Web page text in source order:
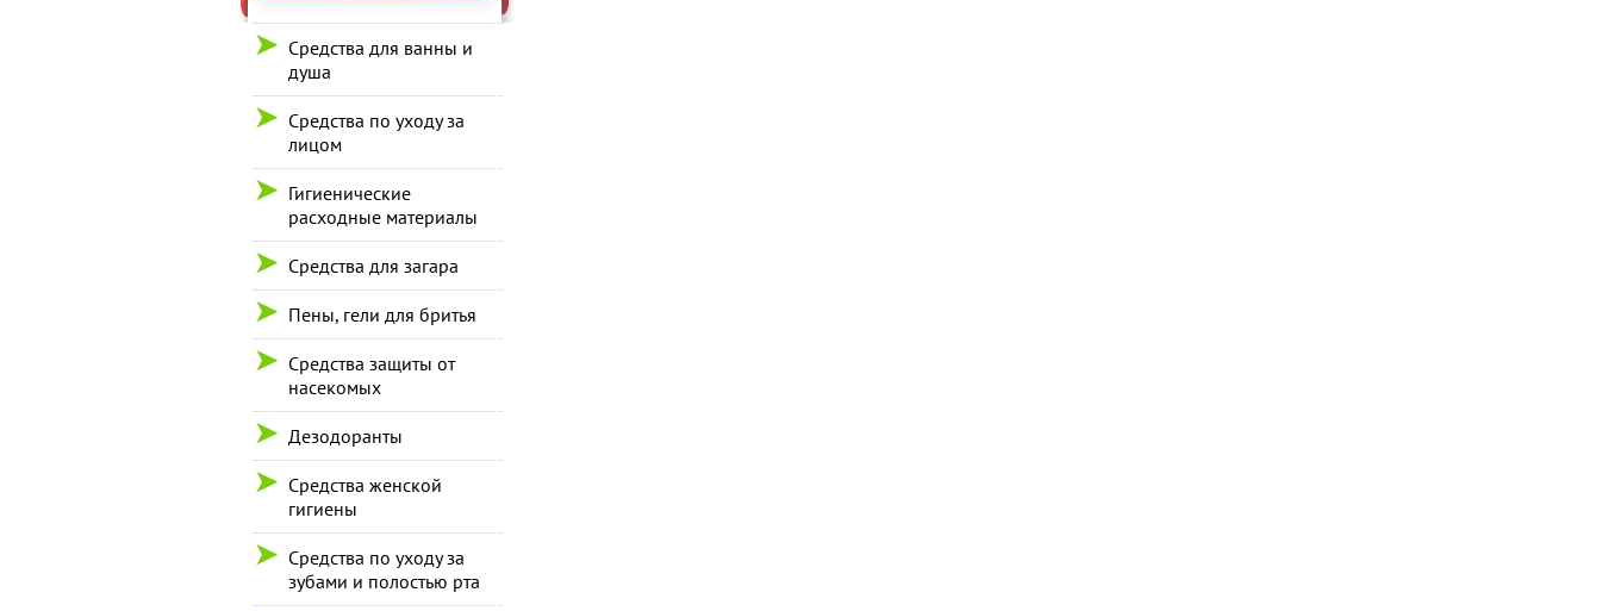
Средства для ванны и
душа
Средства по уходу за
лицом
Гигиенические
расходные материалы
Средства для загара
Пены, гели для бритья
Средства защиты от
насекомых
Дезодоранты
Средства женской
гигиены
Средства по уходу за
зубами и полостью рта